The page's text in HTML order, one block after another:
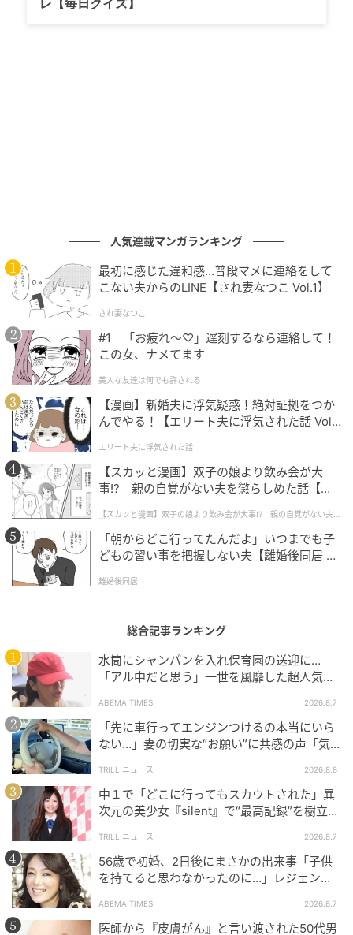
好き嫌いがはっきりしている人は他人の欠点に目がい
きやすい傾向があります。自分が受け入れられない相
手に対しては、ついあら探しをしてしまうこともある
でしょう。
また、初対面の相手に自分から積極的に歩み寄るタイ
プではないため、打ち解けるまでに時間がかかる場合
も少なくありません。もし心当たりがあるなら、相手
の「アラ」ではなく良いところに目を向けるよう意識
してみると、人間関係がぐっと楽になるはずです。
■好き嫌いが激しい人の心理
好き嫌いがはっきりしている人はどのような想いを抱
えているのでしょうか。ここでは、好き嫌いが激しい
人の心理を紹介します。
◇トラウマを抱えている
好き嫌いがはっきりしている人の中には、人間関係に
ん。恋人や友人に裏切られた経験が影響し、新しく出
会った相手に対して素直に好意を抱きにくくなること
があります。
時には相手が優しくしてくれても「裏があるのでは」
と疑ってしまい、自分から心に壁を作ってしまうこと
もしばしば。しかし、強い警戒心を持ち続けていると
いつまでも新しい人と距離を縮めることができませ
ん。
だからこそ、過去のトラウマとゆっくり向き合い、自
分の心を少しずつ解きほぐしていくことが大切です。
◇嫌な思いをしたくない
レ【毎日クイズ】
人気連載マンガランキング
最初に感じた違和感…普段マメに連絡をして
こない夫からのLINE【され妻なつこ Vol.1】
され妻なつこ
#1 「お疲れ〜♡」遅刻するなら連絡して！
この女、ナメてます
美人な友達は何でも許される
【漫画】新婚夫に浮気疑惑！絶対証拠をつか
んでやる！【エリート夫に浮気された話 Vol.
エリート夫に浮気された話
【スカッと漫画】双子の娘より飲み会が大
事!? 親の自覚がない夫を懲らしめた話【第1
【スカッと漫画】双子の娘より飲み会が大事!? 親の自覚がない夫を
懲らしめた話
「朝からどこ行ってたんだよ」いつまでも子
どもの習い事を把握しない夫【離婚後同居 Vo
離婚後同居
総合記事ランキング
水筒にシャンパンを入れ保育園の送迎に…
「アル中だと思う」一世を風靡した超人気タ
ABEMA TIMES 2026.8.7
「先に車行ってエンジンつけるの本当にいら
ない…」妻の切実な“お願い”に共感の声「気
TRILL ニュース 2026.8.8
中１で「どこに行ってもスカウトされた」異
次元の美少女『silent』で“最高記録”を樹立し
TRILL ニュース 2026.8.7
56歳で初婚、2日後にまさかの出来事「子供
を持てると思わなかったのに…」レジェンド
ABEMA TIMES 2026.8.7
医師から『皮膚がん』と言い渡された50代男